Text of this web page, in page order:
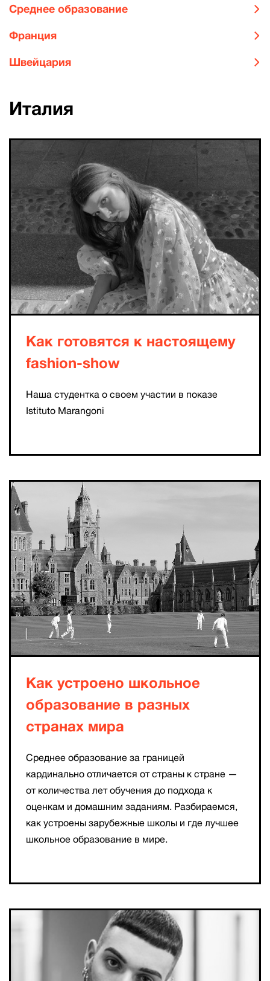
Среднее образование
Франция
Швейцария
Италия
Как готовятся к настоящему
fashion-show
Наша студентка о своем участии в показе
Istituto Marangoni
Как устроено школьное
образование в разных
странах мира
Среднее образование за границей
кардинально отличается от страны к стране —
от количества лет обучения до подхода к
оценкам и домашним заданиям. Разбираемся,
как устроены зарубежные школы и где лучшее
школьное образование в мире.